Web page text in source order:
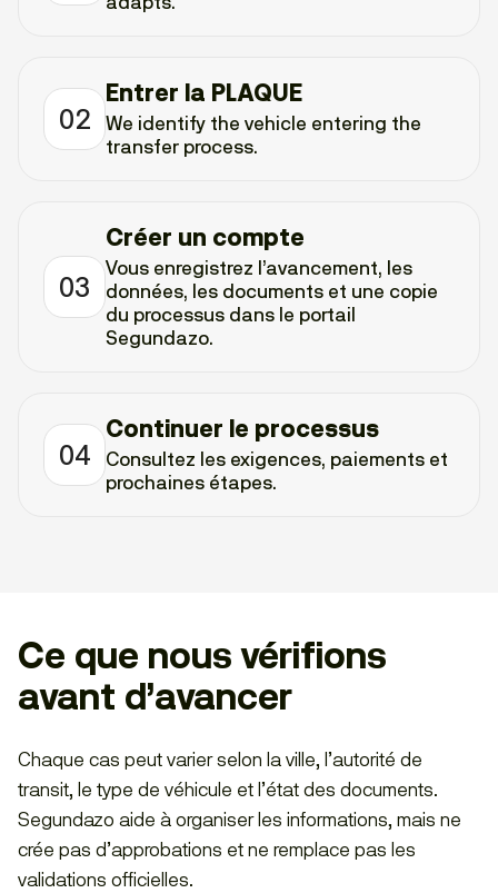
02
Entrer la PLAQUE
We identify the vehicle entering the
transfer process.
03
Créer un compte
Vous enregistrez l’avancement, les
données, les documents et une copie
du processus dans le portail
Segundazo.
04
Continuer le processus
Consultez les exigences, paiements et
prochaines étapes.
Ce que nous vérifions
avant d’avancer
Chaque cas peut varier selon la ville, l’autorité de
transit, le type de véhicule et l’état des documents.
Segundazo aide à organiser les informations, mais ne
crée pas d’approbations et ne remplace pas les
validations officielles.